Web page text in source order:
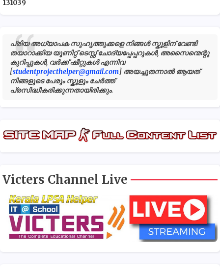
131039
പ്രിയ അധ്യാപക സുഹൃത്തുക്കളെ നിങ്ങൾ സ്കൂളിന് വേണ്ടി
തയാറാക്കിയ യൂണിറ്റ് ടെസ്റ്റ് ചോദ്യപ്പേപ്പറുകൾ, അസൈന്മെന്റു
കുറിപ്പുകൾ, വർക്ക് ഷീറ്റുകൾ എന്നിവ
[studentprojecthelper@gmail.com] അയച്ചുതന്നാൽ ആയത്
നിങ്ങളുടെ പേരും സ്കൂളും ചേർത്ത്
പ്രസിദ്ധീകരിക്കുന്നതായിരിക്കും.
Victers Channel Live